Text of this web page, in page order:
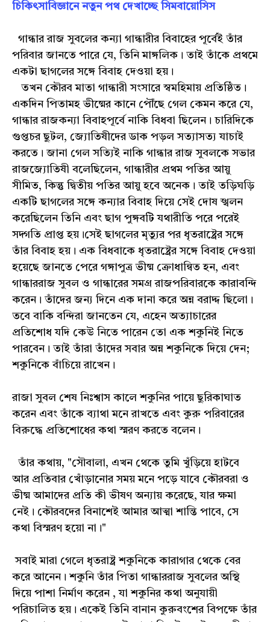
চিকিৎসাবিজ্ঞানে নতুন পথ দেখাচ্ছে সিমবায়োসিস
গান্ধার রাজ সুবলের কন্যা গান্ধারীর বিবাহের পূর্বেই তাঁর
পরিবার জানতে পারে যে, তিনি মাঙ্গলিক। তাই তাঁকে প্রথমে
একটা ছাগলের সঙ্গে বিবাহ দেওয়া হয়।
তখন কৌরব মাতা গান্ধারী সংসারে স্বমহিমায় প্রতিষ্ঠিত।
একদিন পিতামহ ভীষ্মের কানে পৌঁছে গেল কেমন করে যে,
গান্ধার রাজকন্যা বিবাহপূর্বে নাকি বিধবা ছিলেন। চারিদিকে
গুপ্তচর ছুটল, জ্যোতিষীদের ডাক পড়ল সত্যাসত্য যাচাই
করতে। জানা গেল সত্যিই নাকি গান্ধার রাজ সুবলকে সভার
রাজজ্যোতিষী বলেছিলেন, গান্ধারীর প্রথম পতির আয়ু
সীমিত, কিন্তু দ্বিতীয় পতির আয়ু হবে অনেক। তাই তড়িঘড়ি
একটি ছাগলের সঙ্গে কন্যার বিবাহ দিয়ে সেই দোষ স্খলন
করেছিলেন তিনি এবং ছাগ পুঙ্গবটি যথারীতি পরে পরেই
সদ্গতি প্রাপ্ত হয়।সেই ছাগলের মৃত্যুর পর ধৃতরাষ্ট্রের সঙ্গে
তাঁর বিবাহ হয়। এক বিধবাকে ধৃতরাষ্ট্রের সঙ্গে বিবাহ দেওয়া
হয়েছে জানতে পেরে গঙ্গাপুত্র ভীষ্ম ক্রোধান্বিত হন, এবং
গান্ধাররাজ সুবল ও গান্ধারের সমগ্র রাজপরিবারকে কারাবন্দি
করেন। তাঁদের জন্য দিনে এক দানা করে অন্ন বরাদ্দ ছিলো।
তবে বাকি বন্দিরা জানতেন যে, এহেন অত্যাচারের
প্রতিশোধ যদি কেউ নিতে পারেন তো এক শকুনিই নিতে
পারবেন। তাই তাঁরা তাঁদের সবার অন্ন শকুনিকে দিয়ে দেন;
শকুনিকে বাঁচিয়ে রাখেন।
রাজা সুবল শেষ নিঃশ্বাস কালে শকুনির পায়ে ছুরিকাঘাত
করেন এবং তাঁকে ব্যাথা মনে রাখতে এবং কুরু পরিবারের
বিরুদ্ধে প্রতিশোধের কথা স্মরণ করতে বলেন।
তাঁর কথায়, "সৌবালা, এখন থেকে তুমি খুঁড়িয়ে হাটবে
আর প্রতিবার খোঁড়ানোর সময় মনে পড়ে যাবে কৌরবরা ও
ভীষ্ম আমাদের প্রতি কী ভীষণ অন্যায় করেছে, যার ক্ষমা
নেই। কৌরবদের বিনাশেই আমার আত্মা শান্তি পাবে, সে
কথা বিস্মরণ হয়ো না।"
সবাই মারা গেলে ধৃতরাষ্ট্র শকুনিকে কারাগার থেকে বের
করে আনেন। শকুনি তাঁর পিতা গান্ধাররাজ সুবলের অস্থি
দিয়ে পাশা নির্মাণ করেন , যা শকুনির কথা অনুযায়ী
পরিচালিত হয়। একেই তিনি বানান কুরুবংশের বিপক্ষে তাঁর